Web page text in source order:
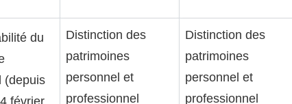
du
(depuis
février
Distinction des
patrimoines
personnel et
professionnel
Distinction des
patrimoines
personnel et
professionnel